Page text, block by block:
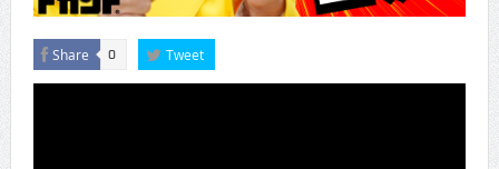
Share 0 Tweet